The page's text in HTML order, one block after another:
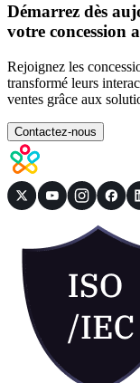
Démarrez dès
votre concession
Rejoignez les
transformé leurs
ventes grâce aux
Contactez-nous